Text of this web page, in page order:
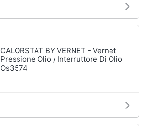
CALORSTAT BY VERNET - Vernet
Pressione Olio / Interruttore Di Olio
Os3574